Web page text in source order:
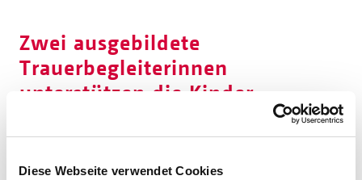
Diese Webseite verwendet Cookies
Zwei ausgebildete
Trauerbegleiterinnen
unterstützen die Kinder
Es werden Erinnerungsbücher liebevoll gestaltet und dabei
Nachmittage enden mit einem gemeinsamen